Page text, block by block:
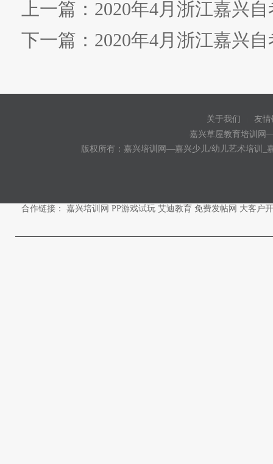
上一篇： 2020年4月浙江嘉兴
下一篇： 2020年4月浙江嘉兴
关于我们
友情
嘉兴草屋教育培训
版权所有：嘉兴培训网—嘉兴少儿/幼儿艺术培训_
合作链接： 嘉兴培训网 PP游戏试玩 艾迪教育 免费发帖网 大客户